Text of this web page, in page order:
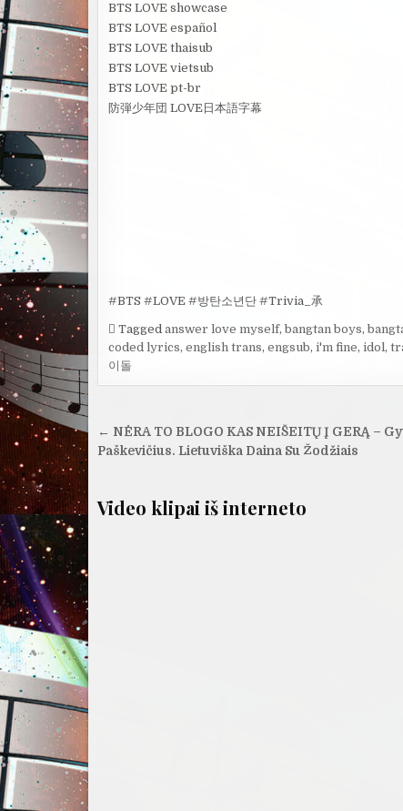
BTS LOVE showcase
BTS LOVE español
BTS LOVE thaisub
BTS LOVE vietsub
BTS LOVE pt-br
防弾少年団 LOVE日本語字幕
#BTS #LOVE #방탄소년단 #Trivia_承
Tagged answer love myself,bangtan boys,
coded lyrics, english trans, engsub, i'm fine, idol,
이돌
Navigacija
tarp
← NĖRA TO BLOGO KAS NEIŠEITŲ Į GERĄ –
Paškevičius. Lietuviška Daina Su Žodžiais
Video klipai iš interneto